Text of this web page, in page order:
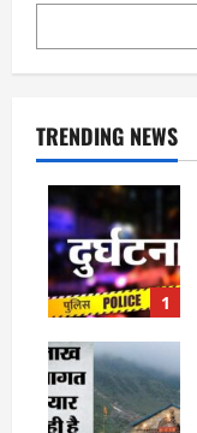
TRENDING NEWS
1